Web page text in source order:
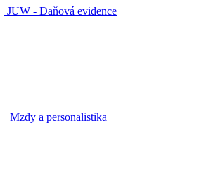
JUW - Daňová evidence
Mzdy a personalistika